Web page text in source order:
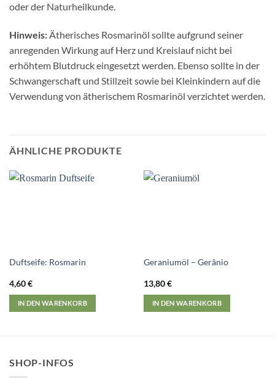
oder der Naturheilkunde.
Hinweis:Ätherisches Rosmarinöl sollte aufgrund seiner
anregenden Wirkung auf Herz und Kreislauf nicht bei
erhöhtem Blutdruck eingesetzt werden. Ebenso sollte in der
Schwangerschaft und Stillzeit sowie bei Kleinkindern auf die
Verwendung von ätherischem Rosmarinöl verzichtet werden.
ÄHNLICHE PRODUKTE
Duftseife: Rosmarin
4,60€
IN DEN WARENKORB
Geraniumöl – Gerânio
13,80€
IN DEN WARENKORB
SHOP-INFOS